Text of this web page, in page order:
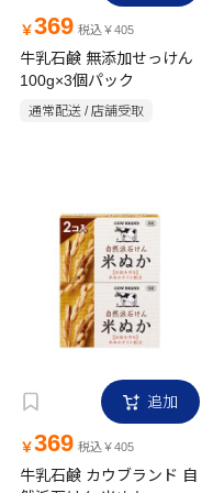
￥369 税込￥405
牛乳石鹸 無添加せっけん
100g×3個パック
通常配送 / 店舗受取
追加
￥369 税込￥405
牛乳石鹸 カウブランド 自